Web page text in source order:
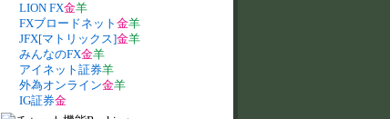
LION FX金羊
FXブロードネット 金羊
JFX[マトリックス]金羊
みんなのFX金羊
アイネット証券羊
外為オンライン金羊
IG証券金